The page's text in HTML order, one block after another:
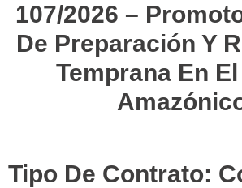
107/2026 –
De Preparación Y
Temprana En
Tipo De Contrato: